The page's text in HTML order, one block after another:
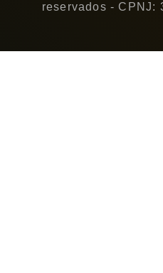
reservados - CPNJ: